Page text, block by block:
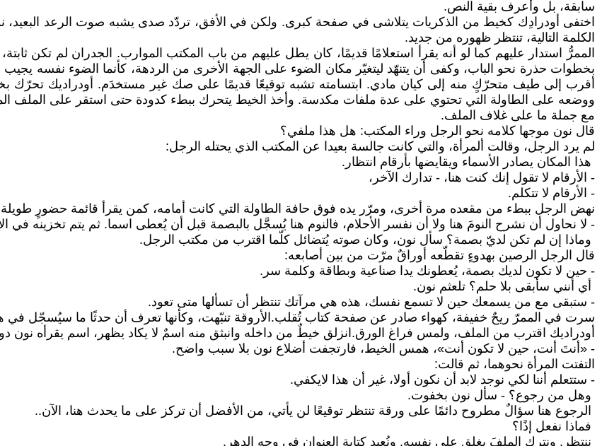
سابقة، بل وأعرف بقية النص.
اختفى أودرادِك كخيط من الذكريات يتلاشى في صفحة كبرى. ولكن في الأفق، تردّد صدى يشبه صوت الرعد البعيد،
الكلمة التالية، تنتظر ظهوره من جديد.
الممرُّ استدار عليهم كما لو أنه يقرأ استعلامًا قديمًا، كان يطل عليهم من باب المكتب الموارب. الجدران لم تكن
بخطوات حذرة نحو الباب، وكفى أن يتنهّد ليتغيّر مكان الضوء على الجهة الأخرى من الردهة، كأنما الضوء نفسه
أقرب إلى طيف متحرّكٍ منه إلى كيان مادي. ابتسامته تشبه توقيعًا قديمًا على صك غير مستخدَم. أودراديك تحرّك
ووضعه على الطاولة التي تحتوي على عدة ملفات مكدسة. وأخذ الخيط يتحرك ببطء كدودة حتى استقر على الملف
مع جملة ما على غلاف الملف.
قال نون موجها كلامه نحو الرجل وراء المكتب: هل هذا ملفي؟
لم يرد الرجل، وقالت ألمرأة، والتي كانت جالسة بعيدا عن المكتب الذي يحتله الرجل:
هذا المكان يصادر الأسماء ويقايضها بأرقام انتظار.
- الأرقام لا تقول إنك كنت هنا، - تدارك الآخر،
- الأرقام لا تتكلم.
نهض الرجل ببطء من مقعده مرة أخرى، ومرّر يده فوق حافة الطاولة التي كانت أمامه، كمن يقرأ قائمة حضورٍ طويلة
- لا نحاول أن نشرح النومَ هنا ولا أن نفسر الأحلام، فالنوم هنا يُسجَّل بالبصمة قبل أن يُعطى اسما. ثم يتم تخزينه في
وماذا إن لم تكن لديّ بصمة؟ سأل نون، وكان صوته يُتضائل كلّما اقترب من مكتب الرجل.
قال الرجل الرصين بهدوءٍ تقطّعه أوراقٌ مرّت من بين أصابعه:
- حين لا تكون لديك بصمة، يُعطونك يدا صناعية وبطاقة وكلمة سر.
أي أنني سأبقى بلا حلم؟ تلعثم نون.
- ستبقى مع من يسمعك حين لا تسمع نفسك، هذه هي مرآتك تنتظر أن تسألها متى تعود.
سرت في الممرّ ريحٌ خفيفة، كهواء صادر عن صفحة كتاب تُقلب.الأروقة تنبّهت، وكأنها تعرف أن حدثًا ما سيُسجّل
أودراديك اقترب من الملف، ولمس فراغ الورق.انزلق خيطٌ من داخله وانبثق منه اسمٌ لا يكاد يظهر، اسم يقرأه نون
- «أنتَ أنت، حين لا تكون أنت»، همس الخيط، فارتجفت أضلاع نون بلا سبب واضح.
التفتت المرأة نحوهما، ثم قالت:
- ستتعلم أننا لكي نوجد لابد أن نكون أولا، غير أن هذا لايكفي.
وهل من رجوع؟ - سأل نون بخفوت.
الرجوع هنا سؤالٌ مطروح دائمًا على ورقة تنتظر توقيعًا لن يأتي، من الأفضل أن تركز على ما يحدث هنا، الآن..
فماذا نفعل إذًا؟
ننتظر. ونترك الملفَ يغلق على نفسه. ونُعيد كتابة العنوان في وجهِ الدهر.